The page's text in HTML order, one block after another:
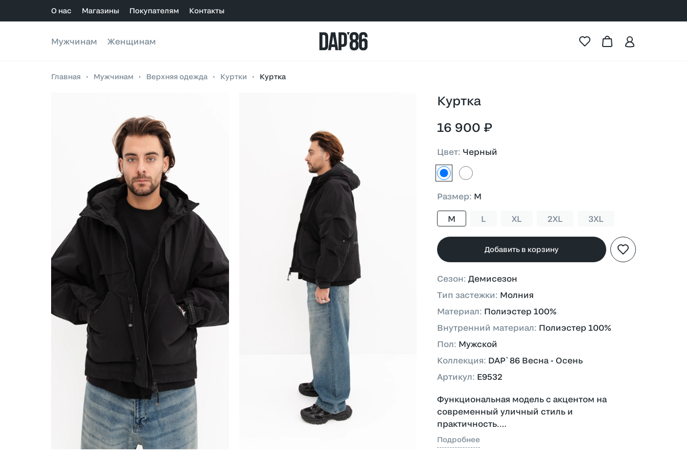
О нас Магазины Покупателям Контакты
Мужчинам Женщинам
Главная • Мужчинам • Верхняя одежда • Куртки • Куртка
Куртка
16 900 ₽
Цвет: Черный
черныйбежевый
Размер: M
M L XL 2XL 3XL
Добавить в корзину
Сезон:Демисезон
Тип застежки: Молния
Материал: Полиэстер 100%
Внутренний материал: Полиэстер 100%
Пол: Мужской
Коллекция: DAP`86 Весна - Осень
Артикул: E9532
Функциональная модель с акцентом на
современный уличный стиль и
практичность.
Выполнена из 100% полиэстера,
Подробнее